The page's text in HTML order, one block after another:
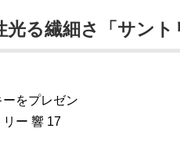
る繊細さ「サント
をプレゼン
リー 響 17